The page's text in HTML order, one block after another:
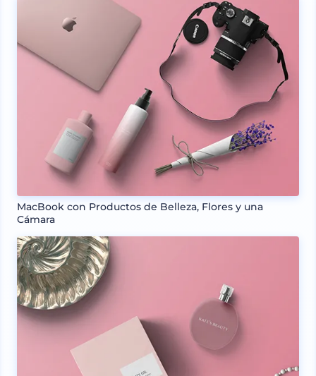
MacBook con Productos de Belleza, Flores y una
Cámara